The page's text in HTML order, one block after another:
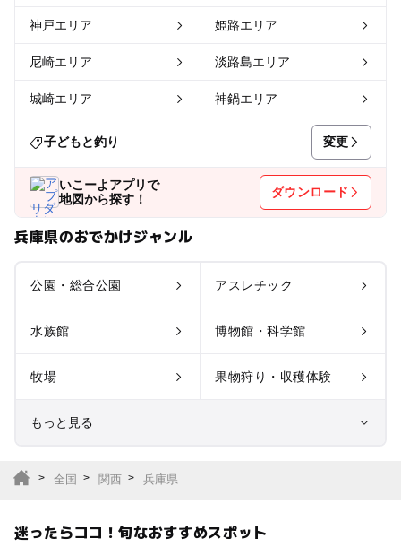
神戸エリア 姫路エリア
尼崎エリア 淡路島エリア
城崎エリア 神鍋エリア
子どもと釣り 変更
いこーよアプリで
地図から探す！
ダウンロード
兵庫県のおでかけジャンル
公園・総合公園 アスレチック
水族館 博物館・科学館
牧場 果物狩り・収穫体験
もっと見る
全国 関西 兵庫県
迷ったらココ！旬なおすすめスポット